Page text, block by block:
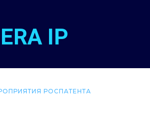
ERA IP
РОСПАТЕНТА